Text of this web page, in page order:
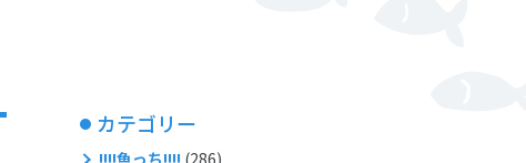
カテゴリー
!!!!魚っち!!!!(286)